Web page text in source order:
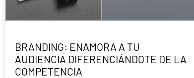
BRANDING: ENAMORA A TU
AUDIENCIA DIFERENCIÁNDOTE DE LA
COMPETENCIA